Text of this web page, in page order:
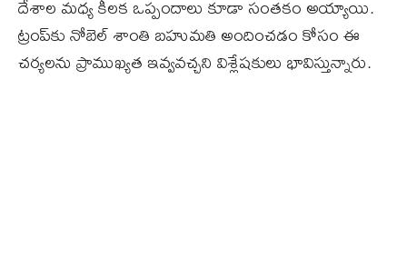
దేశాల మధ్య కీలక ఒప్పందాలు కూడా సంతకం అయ్యాయి.
ట్రంప్‌కు నోబెల్ శాంతి బహుమతి అందించడం కోసం ఈ
చర్యలను ప్రాముఖ్యత ఇవ్వవచ్చని విశ్లేషకులు భావిస్తున్నారు.